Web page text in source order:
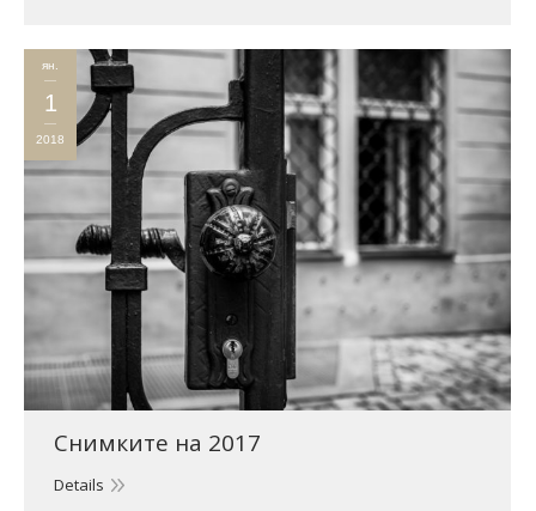
ян.
1
2018
Снимките на 2017
Details